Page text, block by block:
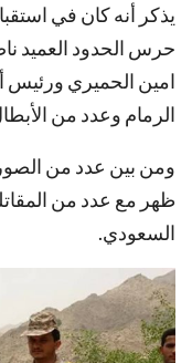
يذكر أنه كان في
حرس الحدود العميد
امين الحميري ورئيس
الرمام وعدد من
ومن بين عدد من الصور
ظهر مع عدد من
السعودي.